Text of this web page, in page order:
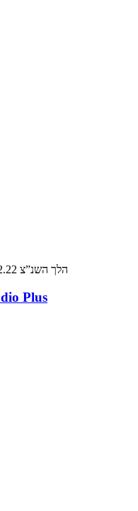
הלך השנ”צ 6.2.22 – עם אריק טלמור
Plus